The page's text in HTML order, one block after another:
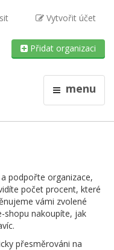
Vytvořit účet
Přidat organizaci
menu
podpořte organizace,
počet procent, které
vámi zvolené
shopu nakoupíte, jak
přesměrováni na